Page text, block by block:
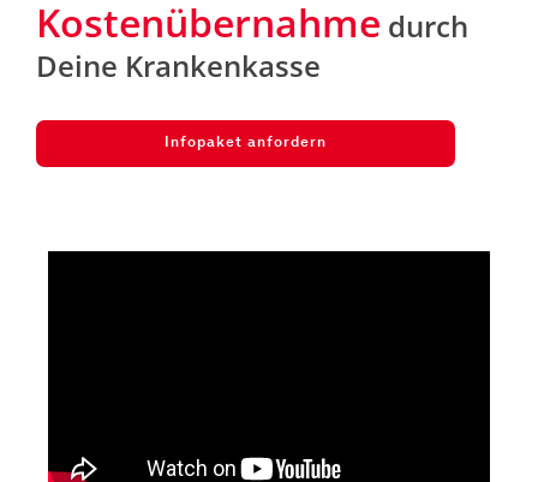
Kostenübernahme durch
Deine Krankenkasse
Infopaket anfordern